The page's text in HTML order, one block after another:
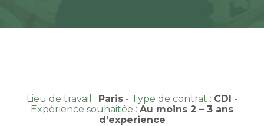
Lieu de travail : Paris Type de contrat : CDI
Expérience souhaitée : Au moins 2 – 3 ans
d’experience